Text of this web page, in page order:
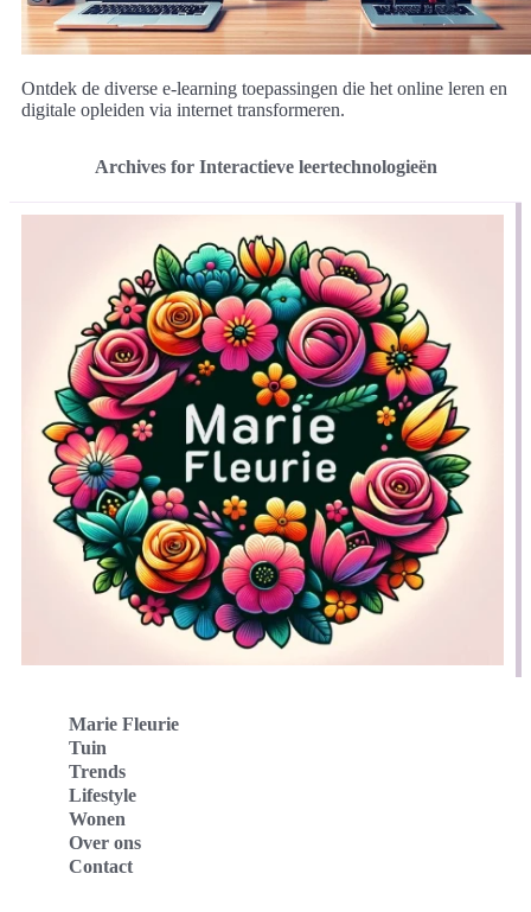
Ontdek de diverse e-learning toepassingen die het online leren en
digitale opleiden via internet transformeren.
Archives for Interactieve leertechnologieën
Marie Fleurie
Tuin
Trends
Lifestyle
Wonen
Over ons
Contact